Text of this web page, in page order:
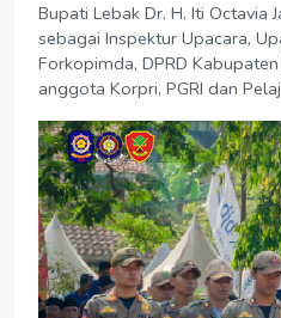
Bupati Lebak Dr. H. Iti Octavia
sebagai Inspektur Upacara,
Forkopimda, DPRD
anggota Korpri, PGRI dan